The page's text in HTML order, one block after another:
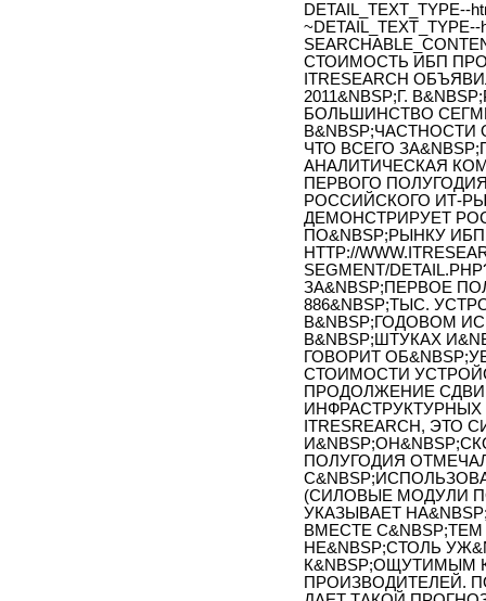
DETAIL_TEXT_TYPE--
~DETAIL_TEXT_TYPE--
СТОИМОСТЬ ИБП
ITRESEARCH
2011&NBSP;Г.
БОЛЬШИНСТВО
ЧТО ВСЕГО
АНАЛИТИЧЕСКАЯ
ПЕРВОГО ПОЛУГОДИЯ
РОССИЙСКОГО ИТ-
ДЕМОНСТРИРУЕТ
ПО&NBSP;РЫНКУ ИБП
HTTP://
SEGMENT/
ЗА&NBSP;ПЕРВОЕ
886&NBSP;ТЫС.
В&NBSP;ГОДОВОМ
В&NBSP;ШТУКАХ
ГОВОРИТ
СТОИМОСТИ
ПРОДОЛЖЕНИЕ
ITRESREARCH,
ПОЛУГОДИЯ
(СИЛОВЫЕ МОДУЛИ
УКАЗЫВАЕТ
ВМЕСТЕ
НЕ&NBSP;СТОЛЬ
ПРОИЗВОДИТЕЛЕЙ.